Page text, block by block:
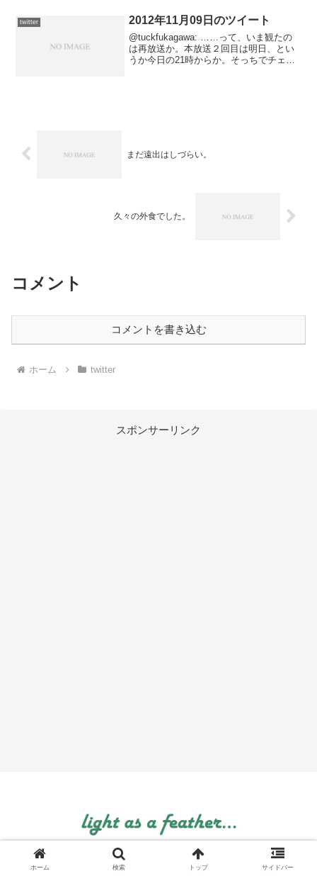
twitter 2012年11月09日のツイート
@tuckfukagawa: ……って、いま観たの
は再放送か。本放送２回目は明日、とい
うか今日の21時からか。そっちでチェッ
まだ遠出はしづらい。
久々の外食でした。
コメント
コメントを書き込む
ホーム twitter
スポンサーリンク
© 1999 light as a feather....
ホーム 検索 トップ サイドバー